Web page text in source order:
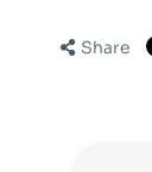
Share